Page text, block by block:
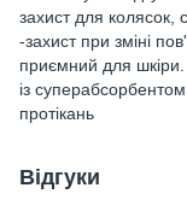
захист для колясок,
-захист при зміні
приємний для
із
протікань
Відгуки